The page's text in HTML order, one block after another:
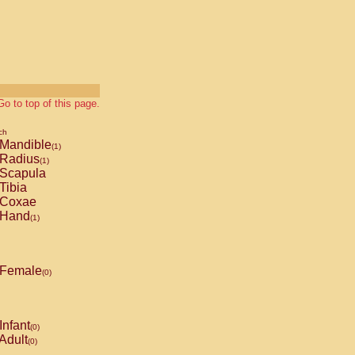
to top of this page.
Mandible(1)
Radius(1)
Scapula
Tibia
Coxae
Hand(1)
Female(0)
Infant(0)
(0)